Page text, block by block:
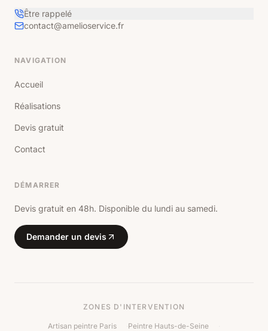
Être rappelé
contact@amelioservice.fr
NAVIGATION
Accueil
Réalisations
Devis gratuit
Contact
DÉMARRER
Devis gratuit en 48h. Disponible du lundi au samedi.
Demander un devis
ZONES D'INTERVENTION
Artisan peintre Paris Peintre Hauts-de-Seine